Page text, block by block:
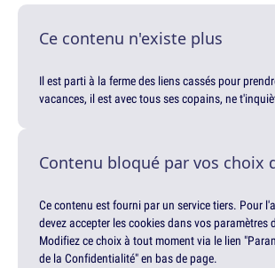
Ce contenu n'existe plus
Il est parti à la ferme des liens cassés pour
vacances, il est avec tous ses copains, ne
Contenu bloqué par vos choix
Ce contenu est fourni par un service tiers. Pour
devez accepter les cookies dans vos paramètres
Modifiez ce choix à tout moment via le lien
de la Confidentialité" en bas de page.